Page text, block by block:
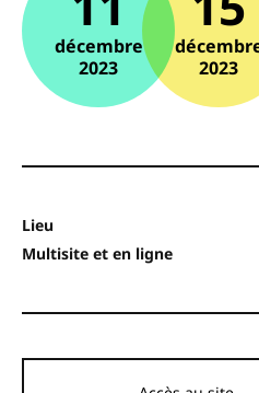
décembre
2023
2023
Lieu
Multisite et en ligne